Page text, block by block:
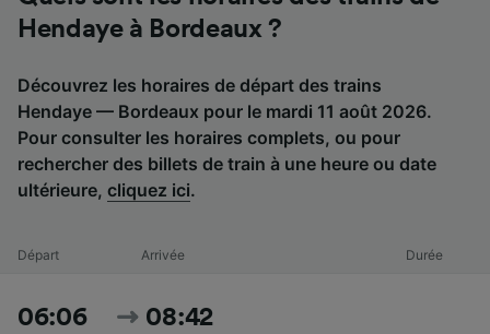
Hendaye à Bordeaux ?
Découvrez les horaires de départ des trains
Hendaye — Bordeaux pour le mardi 11 août 2026.
Pour consulter les horaires complets, ou pour
rechercher des billets de train à une heure ou date
ultérieure, cliquez ici.
Départ Arrivée Durée
06:06 08:42